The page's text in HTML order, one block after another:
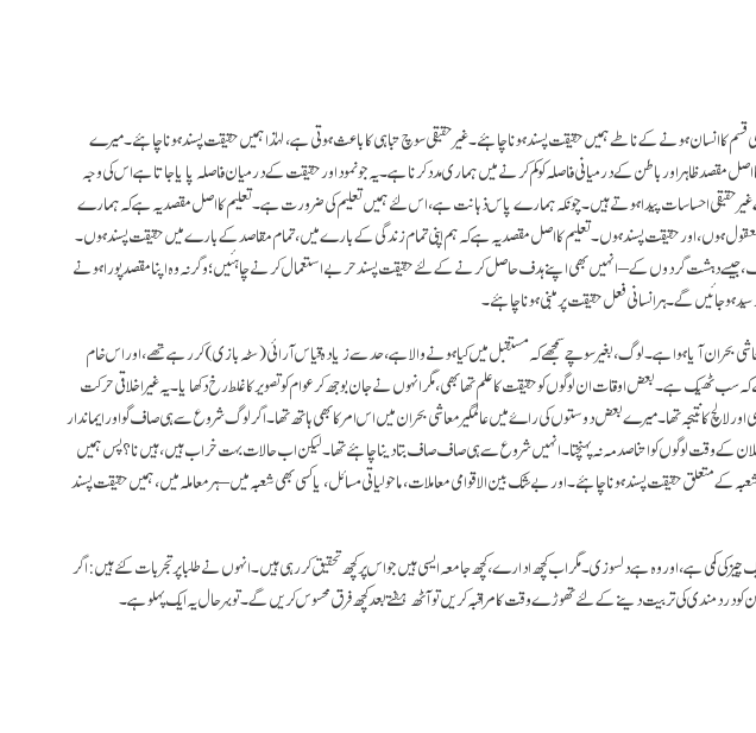
قسم کا انسان ہونے کے ناطے ہمیں حقیقت پسند ہونا چاہئے۔ غیر حقیقی سوچ تباہی کا باعث ہوتی ہے، لہٰذا ہمیں حقیقت پسند ہونا چاہئے۔ میرے
اصل مقصد ظاہر اور باطن کے درمیانی فاصلہ کو کم کرنے میں ہماری مدد کرنا ہے۔ یہ جو نمود اور حقیقت کے درمیان فاصلہ پایا جاتا ہے اس کی وجہ
حقیقی احساسات پیدا ہوتے ہیں۔ چونکہ ہمارے پاس ذہانت ہے، اس لئے ہمیں تعلیم کی ضرورت ہے۔ تعلیم کا اصل مقصد یہ ہے کہ ہمارے
ہوں، اور حقیقت پسند ہوں۔ تعلیم کا اصل مقصد یہ ہے کہ ہم اپنی تمام زندگی کے بارے میں، تمام مقاصد کے بارے میں حقیقت پسند ہوں۔
جیسے دہشت گردوں کے – انہیں بھی اپنے ہدف حاصل کرنے کے لئے حقیقت پسند حربے استعمال کرنے چاہئیں؛ وگرنہ وہ اپنا مقصد پورا ہونے
ہو جائیں گے۔ ہر انسانی فعل حقیقت پر مبنی ہونا چاہئے۔
بحران آیا ہوا ہے۔ لوگ، بغیر سوچے سمجھے کہ مستقبل میں کیا ہونے والا ہے، حد سے زیادہ قیاس آرائی (سٹہ بازی) کر رہے تھے، اور اس خام
کہ سب ٹھیک ہے۔ بعض اوقات ان لوگوں کو حقیقت کا علم تھا بھی، مگر انہوں نے جان بوجھ کر عوام کو تصویر کا غلط رخ دکھایا۔ یہ غیر اخلاقی حرکت
لالچ کا نتیجہ تھا۔ میرے بعض دوستوں کی راۓ میں عالمگیر معاشی بحران میں اس امر کا بھی ہاتھ تھا۔ اگر لوگ شروع سے ہی صاف گو اور ایماندار
کے وقت لوگوں کو اتنا صدمہ نہ پہنچتا۔ انہیں شروع سے ہی صاف صاف بتا دینا چاہئے تھا۔ لیکن اب حالات بہت خراب ہیں، ہیں نا؟ پس ہمیں
کے متعلق حقیقت پسند ہونا چاہئے۔ اور بے شک بین الاقوامی معاملات، ماحولیاتی مسائل ، یا کسی بھی شعبہ میں – ہر معاملہ میں، ہمیں حقیقت پسند
چیز کی کمی ہے، اور وہ ہے دلسوزی۔ مگر اب کچھ ادارے، کچھ جامعہ ایسی ہیں جو اس پر کچھ تحقیق کر رہی ہیں۔ انہوں نے طلبا پر تجربات کئے ہیں: اگر
کودرد مندی کی تربیت دینے کے لئے تھوڑے وقت کا مراقبہ کریں تو آٹھ ہفتے بعد کچھ فرق محسوس کریں گے۔ تو بہر حال یہ ایک پہلو ہے۔